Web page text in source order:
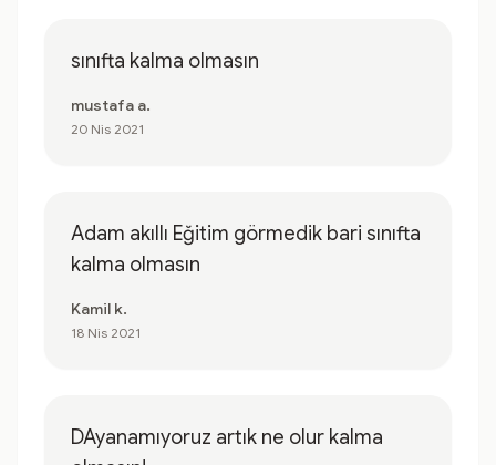
sınıfta kalma olmasın
mustafa a.
20 Nis 2021
Adam akıllı Eğitim görmedik bari sınıfta
kalma olmasın
Kamil k.
18 Nis 2021
DAyanamıyoruz artık ne olur kalma